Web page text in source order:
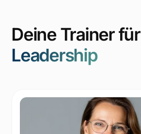
Deine Trainer für
Leadership